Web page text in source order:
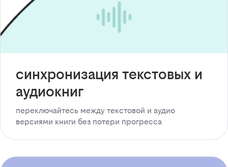
синхронизация текстовых и
аудиокниг
переключайтесь между текстовой и аудио
версиями книги без потери прогресса